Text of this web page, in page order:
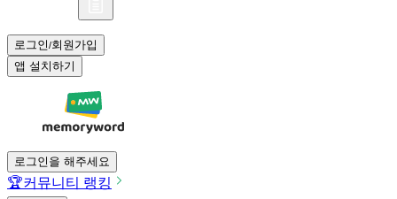
로그인/회원가입
앱 설치하기
로그인을 해주세요
🏆커뮤니티 랭킹